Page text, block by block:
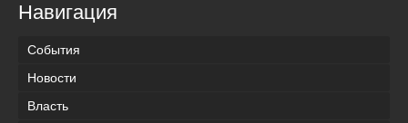
Навигация
События
Новости
Власть